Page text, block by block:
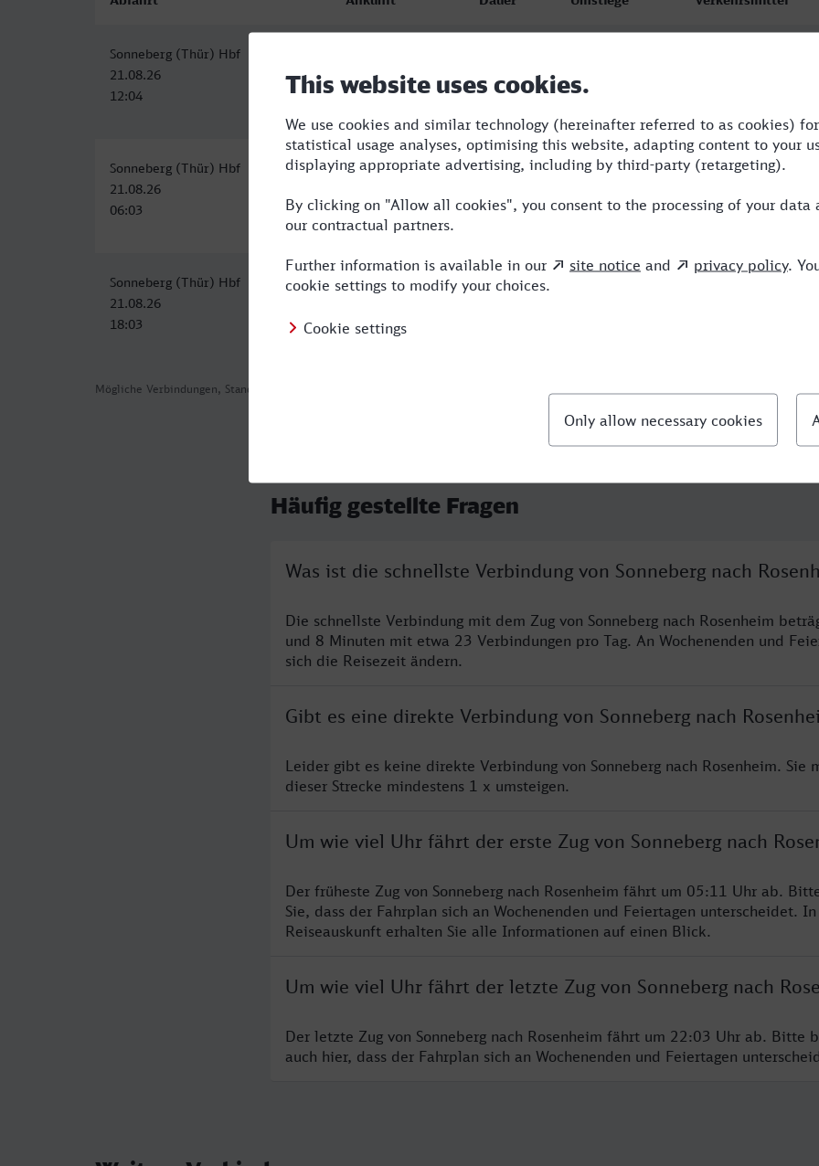
Mögliche Verbindungen, Stand: 2026-08-07 00:27
Sonneberg (Thür) Hbf
21.08.26
12:04
21.08.26
16:12
Sonneberg (Thür) Hbf
21.08.26
06:03
Rosenheim
10:12
4:09 2 RE,RJ,ICE
Sonneberg (Thür) Hbf
21.08.26
18:03
Rosenheim
22:27
4:24
Häufig gestellte Fragen
Was ist die schnellste Verbindung von Sonneberg nach
Die schnellste Verbindung mit dem Zug von Sonneberg nach Rosenheim
und 8 Minuten mit etwa 23 Verbindungen pro Tag. An Wochenenden und
sich die Reisezeit ändern.
Gibt es eine direkte Verbindung von Sonneberg nach
Leider gibt es keine direkte Verbindung von Sonneberg nach Rosenheim. Sie
dieser Strecke mindestens 1 x umsteigen.
Um wie viel Uhr fährt der erste Zug von Sonneberg nach
Der früheste Zug von Sonneberg nach Rosenheim fährt um 05:11 Uhr ab.
Sie, dass der Fahrplan sich an Wochenenden und Feiertagen unterscheidet.
Reiseauskunft erhalten Sie alle Informationen auf einen Blick.
Um wie viel Uhr fährt der letzte Zug von Sonneberg nach
Der letzte Zug von Sonneberg nach Rosenheim fährt um 22:03 Uhr ab. Bitte
auch hier, dass der Fahrplan sich an Wochenenden und Feiertagen